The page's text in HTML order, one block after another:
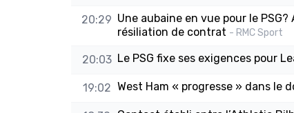
20:29 Une aubaine en vue pour le
résiliation de contrat - RMC Sport
20:03 Le PSG fixe ses exigences pour
19:02 West Ham « progresse » dans le